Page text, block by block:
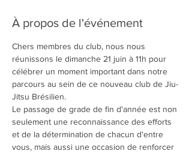
À propos de l'événement
Chers membres du club, nous nous
réunissons le dimanche 21 juin à 11h pour
célébrer un moment important dans notre
parcours au sein de ce nouveau club de Jiu-
Jitsu Brésilien.
Le passage de grade de fin d'année est non
seulement une reconnaissance des efforts
et de la détermination de chacun d'entre
vous, mais aussi une occasion de renforcer